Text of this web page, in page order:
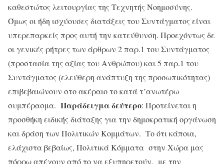
καθεστώτος λειτουργίας της Τεχνητής Νοημοσύνης.
Όμως οι ήδη ισχύουσες διατάξεις του Συντάγματος είναι
υπερεπαρκείς προς αυτή την κατεύθυνση. Προεχόντως δε
οι γενικές ρήτρες των άρθρων 2 παρ.1 του Συντάγματος
(προστασία της αξίας του Ανθρώπου) και 5 παρ.1 του
Συντάγματος (ελεύθερη ανάπτυξη της προσωπικότητας)
επιβεβαιώνουν στο ακέραιο το κατά τ’ανωτέρω
συμπέρασμα. Παράδειγμαδεύτερο: Προτείνεται η
προσθήκη ειδικής διάταξης για την δημοκρατική οργάνωση
και δράση των Πολιτικών Κομμάτων. Το ότι κάποια,
ελάχιστα βεβαίως, Πολιτικά Κόμματα στην Χώρα μας
πόρρω απέχουν από το να εξυπηρετούν, με την